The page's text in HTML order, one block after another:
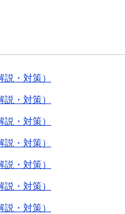
・対策）
・対策）
・対策）
・対策）
・対策）
・対策）
・対策）